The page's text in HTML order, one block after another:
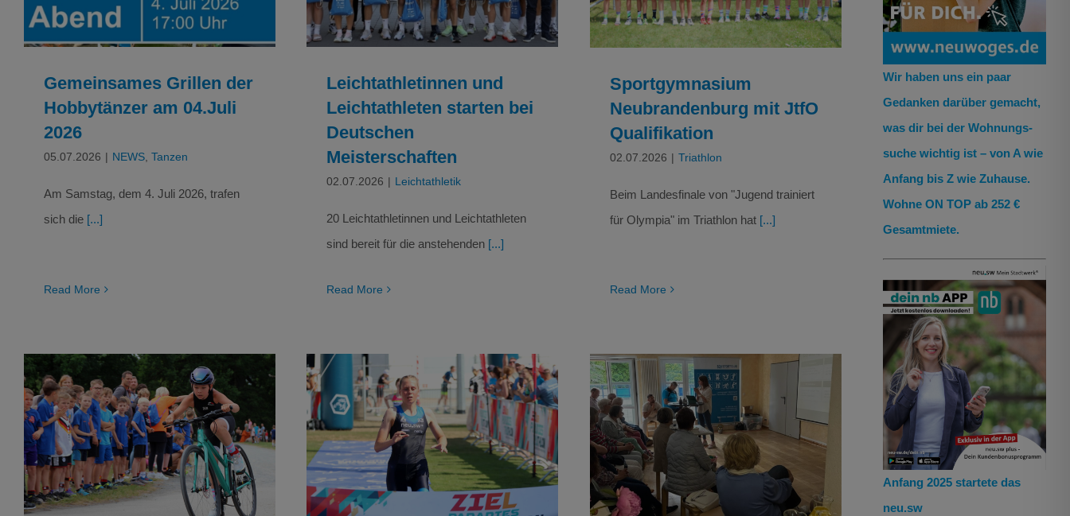
Gemeinsames Grillen der
Hobbytänzer am 04.Juli
2026
05.07.2026 | NEWS Tanzen
Am Samstag, dem 4. Juli 2026, trafen
sich die [...]
Read More
Leichtathletik
Leichtathletinnen und
Leichtathleten starten bei
Deutschen
Meisterschaften
02.07.2026 | Leichtathletik
20 Leichtathletinnen und Leichtathleten
sind bereit für die anstehenden [...]
Read More
Sportgymnasium
Neubrandenburg mit JtfO
Qualifikation
02.07.2026 | Triathlon
Beim Landesfinale von "Jugend trainiert
für Olympia" im Triathlon hat [...]
Read More
19. DTU Schultour voller Erfolg
Triathlon
Polly Vierhufe zum Dritten
Triathlon
Gesundheitstag beim SC
Neubrandenburg – „Dein Körper,
deine Gesundheit“
Breitensport
Wir haben uns ein paar
Gedanken darüber gemacht,
was dir bei der Wohnungs­
suche wichtig ist – von A wie
Anfang bis Z wie Zuhause.
Wohne ON TOP ab 252 €
Gesamtmiete.
Anfang 2025 startete das
neu.sw